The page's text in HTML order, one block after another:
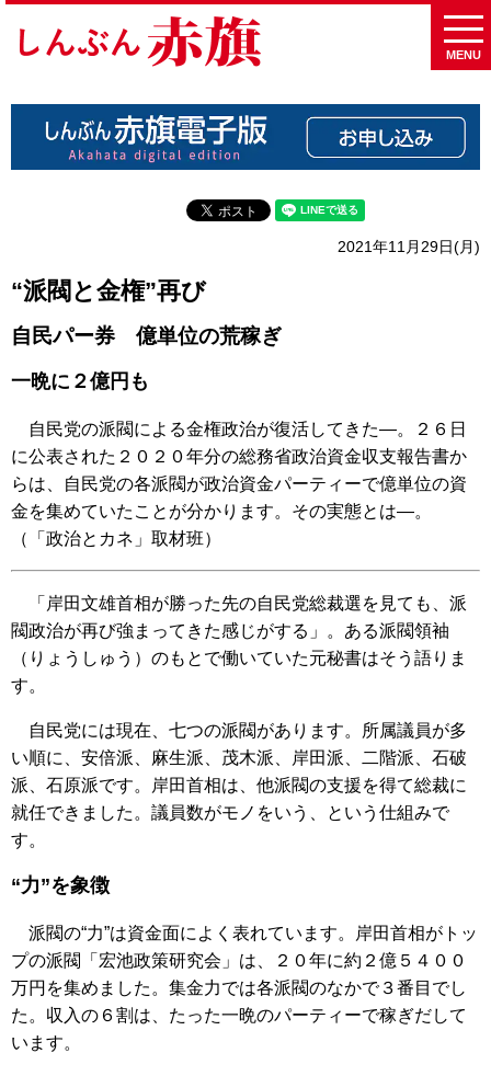
MENU
2021年11月29日(月)
“派閥と金権”再び
自民パー券 億単位の荒稼ぎ
一晩に２億円も
自民党の派閥による金権政治が復活してきた―。２６日
に公表された２０２０年分の総務省政治資金収支報告書か
らは、自民党の各派閥が政治資金パーティーで億単位の資
金を集めていたことが分かります。その実態とは―。
（「政治とカネ」取材班）
「岸田文雄首相が勝った先の自民党総裁選を見ても、派
閥政治が再び強まってきた感じがする」。ある派閥領袖
（りょうしゅう）のもとで働いていた元秘書はそう語りま
す。
自民党には現在、七つの派閥があります。所属議員が多
い順に、安倍派、麻生派、茂木派、岸田派、二階派、石破
派、石原派です。岸田首相は、他派閥の支援を得て総裁に
就任できました。議員数がモノをいう、という仕組みで
す。
“力”を象徴
派閥の“力”は資金面によく表れています。岸田首相がトッ
プの派閥「宏池政策研究会」は、２０年に約２億５４００
万円を集めました。集金力では各派閥のなかで３番目でし
た。収入の６割は、たった一晩のパーティーで稼ぎだして
います。